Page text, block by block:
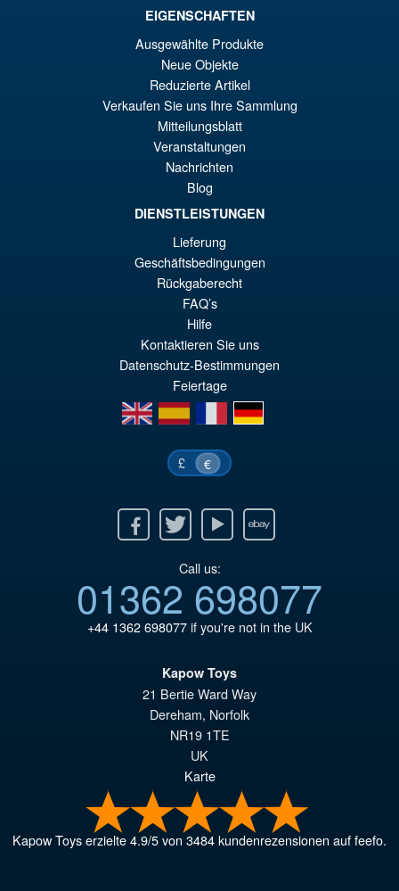
PRE ORDENA
S.H.MonsterArts Godzilla 2003
Tokyo SOS Action Figure
EIGENSCHAFTEN
Ausgewählte Produkte
Neue Objekte
Reduzierte Artikel
Verkaufen Sie uns Ihre Sammlung
Mitteilungsblatt
Veranstaltungen
Nachrichten
Blog
DIENSTLEISTUNGEN
Lieferung
Geschäftsbedingungen
Rückgaberecht
FAQ’s
Hilfe
Kontaktieren Sie uns
Datenschutz-Bestimmungen
Feiertage
en
es fr de
£ €
Twitter Youtube Ebay
Call us:
01362 698077
+44 1362 698077if you're not in the UK
Kapow Toys
21 Bertie Ward Way
Dereham, Norfolk
NR19 1TE
UK
Karte
Kapow Toyserzielte4.9/5von 3484kundenrezensionen auf feefo.